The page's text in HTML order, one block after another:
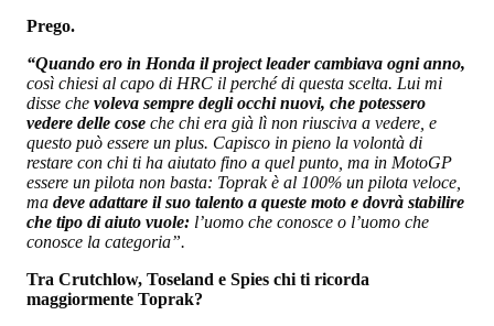
Prego.
“Quando ero in Honda il project leader cambiava ogni anno,
così chiesi al capo di HRC il perché di questa scelta. Lui mi
disse che voleva sempre degli occhi nuovi, che potessero
vedere delle cose che chi era già lì non riusciva a vedere, e
questo può essere un plus. Capisco in pieno la volontà di
restare con chi ti ha aiutato fino a quel punto, ma in MotoGP
essere un pilota non basta: Toprak è al 100% un pilota veloce,
ma deve adattare il suo talento a queste moto e dovrà stabilire
che tipo di aiuto vuole: l’uomo che conosce o l’uomo che
conosce la categoria”.
Tra Crutchlow, Toseland e Spies chi ti ricorda
maggiormente Toprak?